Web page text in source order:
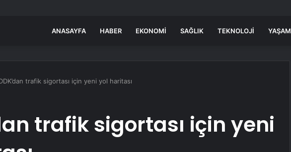
ANASAYFA HABER EKONOMI SAĞLIK TEKNOLOJI YAŞAM
trafik sigortası için yeni yol haritası
trafik sigortası için yeni